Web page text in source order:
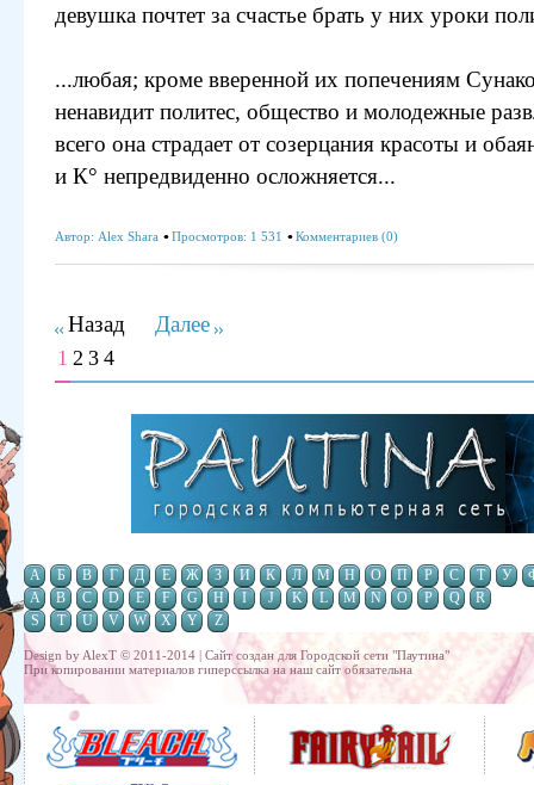
девушка почтет за счастье брать у них уроки
...любая; кроме вверенной их попечениям
ненавидит политес, общество и молодежные
всего она страдает от созерцания красоты и
и К° непредвиденно осложняется...
Автор: Alex Shara Просмотров: 1 531 Комментариев (0)
Назад Далее
1 2 3 4
А Б В Г Д Е Ж З И К Л М Н О П Р С Т У
A
B C D E F G H I J K L M N O P Q
R
S
T U V W X Y Z
Design by AlexT © 2011-2014 | Сайт создан для Городской сети "Паутина"
При копировании материалов гиперссылка на наш сайт обязательна